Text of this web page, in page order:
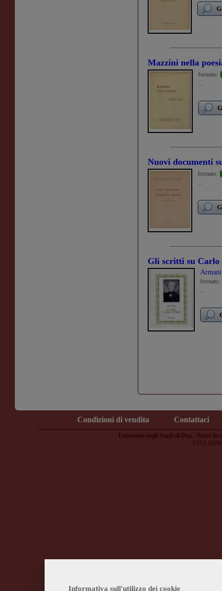
Informativa sull'utilizzo dei cookie
Mazzini nella
formato:
...
Nuovi documenti
formato:
...
Gli scritti su Carlo
Armani
formato:
...
Condizioni di vendita Contattaci
Università degli Studi di Pisa - Nistri-
P.IVA